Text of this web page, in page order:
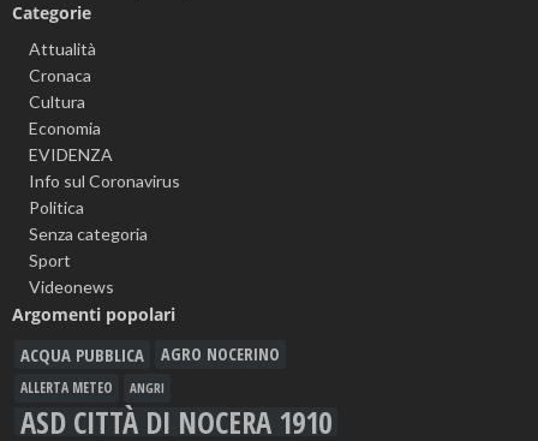
Categorie
Attualità
Cronaca
Cultura
Economia
EVIDENZA
Info sul Coronavirus
Politica
Senza categoria
Sport
Videonews
Argomenti popolari
ACQUA PUBBLICA AGRO NOCERINO
ALLERTA METEO ANGRI
ASD CITTÀ DI NOCERA 1910